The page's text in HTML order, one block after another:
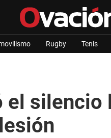
Rugby Tenis